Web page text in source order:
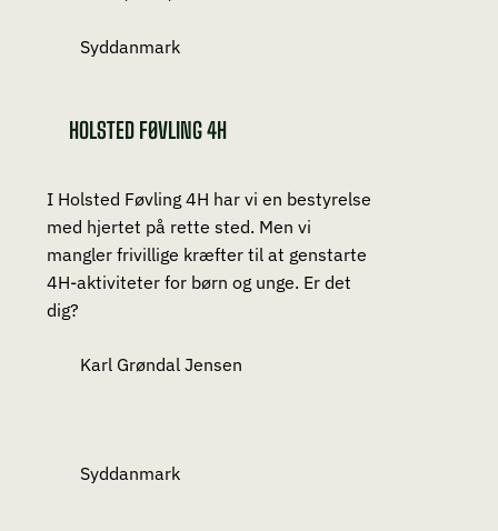
Syddanmark
HOLSTED FØVLING 4H
I Holsted Føvling 4H har vi en bestyrelse
med hjertet på rette sted. Men vi
mangler frivillige kræfter til at genstarte
4H-aktiviteter for børn og unge. Er det
dig?
Karl Grøndal Jensen
Syddanmark